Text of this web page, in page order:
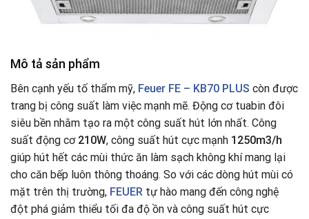
Mô tả sản phẩm
Bên cạnh yếu tố thẩm mỹ, Feuer FE – KB70 PLUS còn được
trang bị công suất làm việc mạnh mẽ. Động cơ tuabin đôi
siêu bền nhằm tạo ra một công suất hút lớn nhất. Công
suất động cơ 210W, công suất hút cực mạnh 1250m3/h
giúp hút hết các mùi thức ăn làm sạch không khí mang lại
cho căn bếp luôn thông thoáng. So với các dòng hút mùi có
mặt trên thị trường, FEUER tự hào mang đến công nghệ
đột phá giảm thiểu tối đa độ ồn và công suất hút cực